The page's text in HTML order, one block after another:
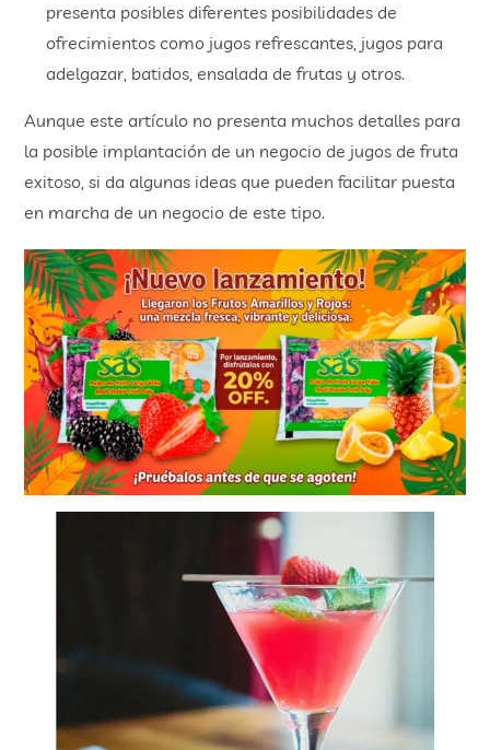
presenta posibles diferentes posibilidades de
ofrecimientos como jugos refrescantes, jugos para
adelgazar, batidos, ensalada de frutas y otros.
Aunque este artículo no presenta muchos detalles para
la posible implantación de un negocio de jugos de fruta
exitoso, si da algunas ideas que pueden facilitar puesta
en marcha de un negocio de este tipo.